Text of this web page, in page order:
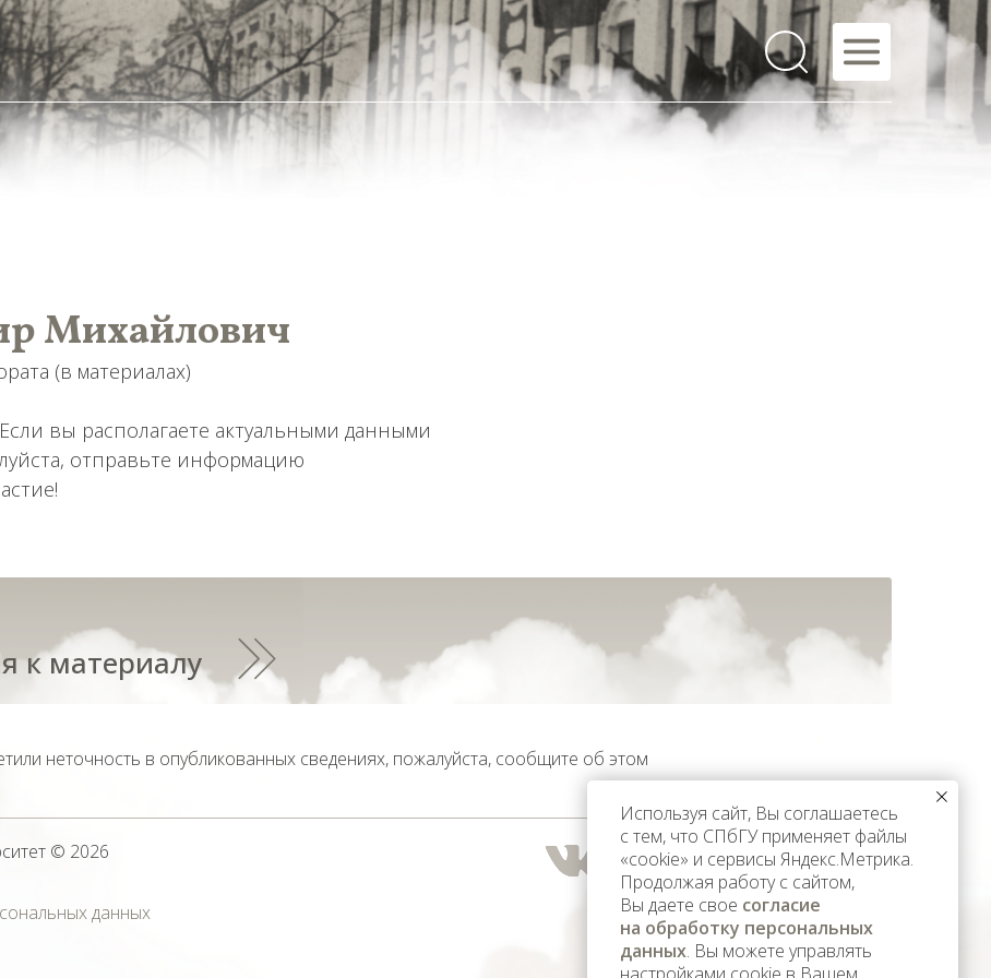
Михайлович
(в материалах)
вы располагаете актуальными данными
отправьте информацию
к материалу
данных
неточность в опубликованных сведениях, пожалуйста, сообщите об этом
© 2026
Используя сайт, Вы соглашаетесь
с тем, что СПбГУ применяет файлы
«cookie» и сервисы Яндекс.Метрика.
Продолжая работу с сайтом,
Вы даете свое согласие
на обработку персональных
данных. Вы можете управлять